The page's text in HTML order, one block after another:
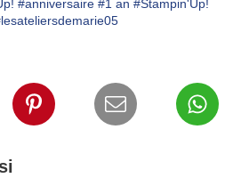
#anniversaire #1 an #Stampin'Up!